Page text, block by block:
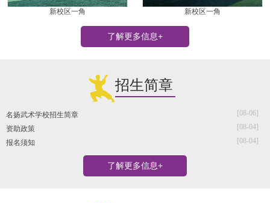
新校区一角 新校区一角
了解更多信息+
招生简章
名扬武术学校招生简章
[08-06]
资助政策
[08-04]
报名须知
[08-04]
了解更多信息+